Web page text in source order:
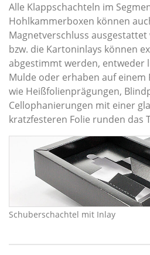
Alle Klappschachteln im
Hohlkammerboxen können
Magnetverschluss ausgestattet
bzw. die Kartoninlays können
abgestimmt werden, entweder
Mulde oder erhaben auf einem
wie Heißfolienprägungen,
Cellophanierungen mit einer
kratzfesteren Folie runden das
Schuberschachtel mit Inlay